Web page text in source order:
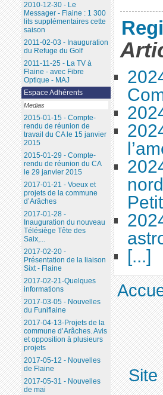
Petit
[...]
2010-12-30 - Le
Messager - Flaine : 1 300
lits supplémentaires cette
saison
2011-02-03 - Inauguration
du Refuge du Golf
2011-11-25 - La TV à
Flaine - avec Fibre
Optique - MAJ
Espace Adhérents
Medias
2015-01-15 - Compte-
rendu de réunion de
travail du CA le 15 janvier
2015
2015-01-29 - Compte-
rendu de réunion du CA
le 29 janvier 2015
2017-01-21 - Voeux et
projets de la commune
d’Arâches
2017-01-28 -
Inauguration du nouveau
Télésiège Tête des
Saix,...
2017-02-20 -
Présentation de la liaison
Sixt - Flaine
2017-02-21-Quelques
informations
2017-03-05 - Nouvelles
du Funiflaine
2017-04-13-Projets de la
commune d’Arâches. Avis
et opposition à plusieurs
projets
2017-05-12 - Nouvelles
de Flaine
2017-05-31 - Nouvelles
de mai
Site